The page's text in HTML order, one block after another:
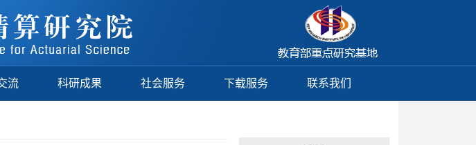
流 科研成果 社会服务 下载服务 联系我们